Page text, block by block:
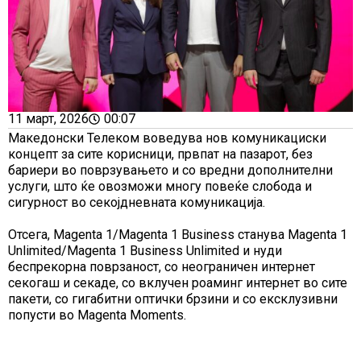
11 март, 2026
00:07
Македонски Телеком воведува нов комуникациски
концепт за сите корисници, првпат на пазарот, без
бариери во поврзувањето и со вредни дополнителни
услуги, што ќе овозможи многу повеќе слобода и
сигурност во секојдневната комуникација.
Отсега, Magenta 1/Magenta 1 Business станува Magenta 1
Unlimited/Magenta 1 Business Unlimited и нуди
беспрекорна поврзаност, со неограничен интернет
секогаш и секаде, со вклучен роаминг интернет во сите
пакети, со гигабитни оптички брзини и со ексклузивни
попусти во Magenta Moments.